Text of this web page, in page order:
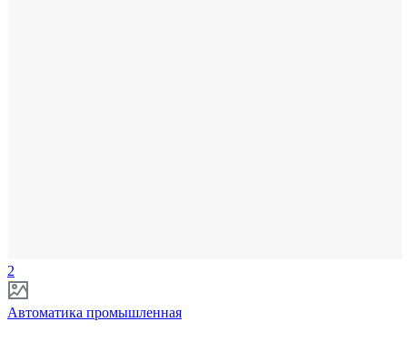
2
Автоматика промышленная